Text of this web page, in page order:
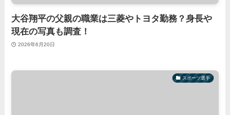
大谷翔平の父親の職業は三菱やトヨタ勤務？身長や
現在の写真も調査！
2026年6月20日
スポーツ選手